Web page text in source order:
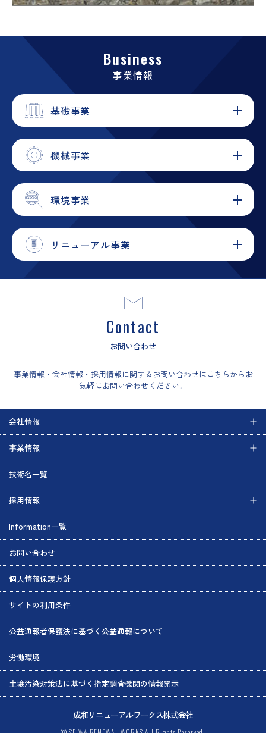
Business
事業情報
基礎事業
機械事業
環境事業
リニューアル事業
Contact
お問い合わせ
事業情報・会社情報・採用情報に関するお問い合わせはこちらからお
気軽にお問い合わせください。
成和リニューアルワークス株式会社
会社情報
事業情報
技術名一覧
採用情報
Information一覧
お問い合わせ
個人情報保護方針
サイトの利用条件
公益通報者保護法に基づく公益通報について
労働環境
土壌汚染対策法に基づく指定調査機関の情報開示